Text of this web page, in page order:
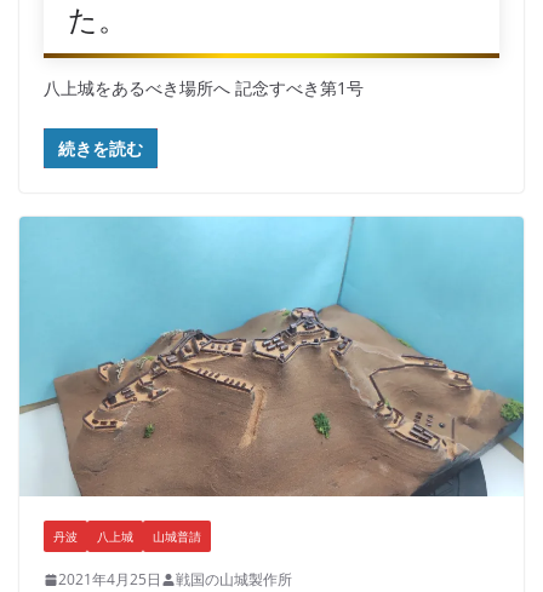
た。
八上城をあるべき場所へ 記念すべき第1号
続きを読む
丹波 八上城 山城普請
2021年4月25日 戦国の山城製作所